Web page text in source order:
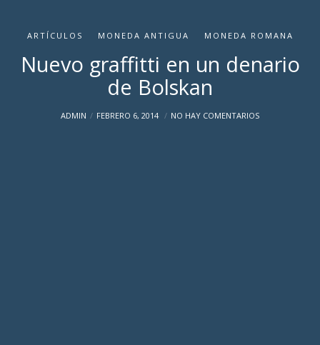
ARTÍCULOS MONEDA ANTIGUA MONEDA ROMANA
Nuevo graffitti en un denario
de Bolskan
ADMIN FEBRERO 6, 2014 NO HAY COMENTARIOS